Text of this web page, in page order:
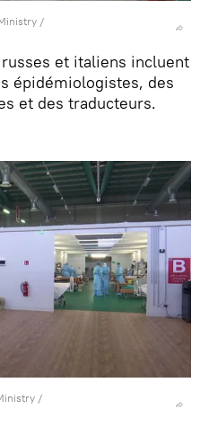
/
et italiens incluent
épidémiologistes, des
et des traducteurs.
/